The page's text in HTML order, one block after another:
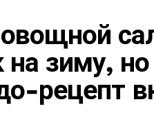
зиму, но
рецепт